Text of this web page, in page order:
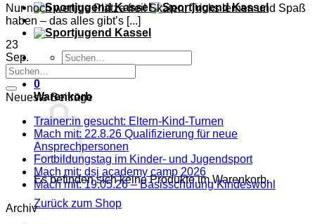
0
Warenkorb
Es befinden sich keine Produkte im Warenkorb.
Zurück zum Shop
Nur noch wenige Plätze frei! Skaten, Tricks lernen und Spaß
haben – das alles gibt’s [...]
23
Sep.
Neueste Beiträge
Trainer:in gesucht: Eltern-Kind-Turnen
Mach mit: 22.8.26 Qualifizierung für neue
Ansprechpersonen
Fortbildungstag im Kinder- und Jugendsport
Mach mit: dsj academy camp 2026
Mach mit: 19.05.26 – Basisschulung Kindeswohl
Archiv